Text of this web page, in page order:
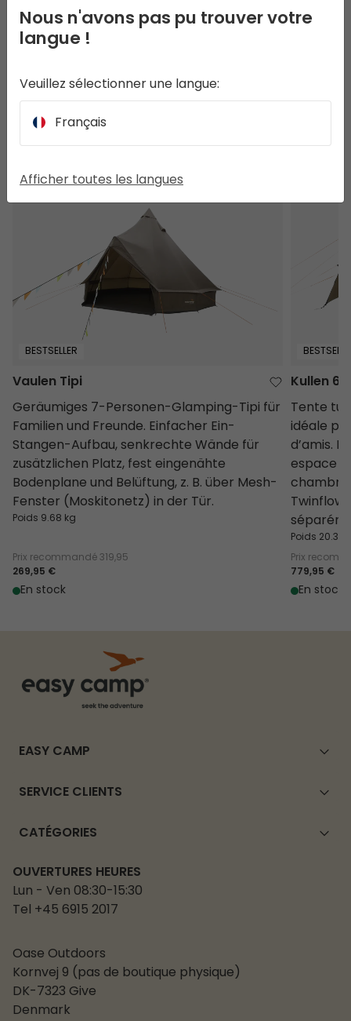
UTILISATION ET ENTRETIEN
D’AUTRES CLIENTS ONT AUSSI REGARDÉ
Vaulen Tipi
BESTSELLER
Vaulen Tipi
Geräumiges 7-Personen-Glamping-Tipi für
Familien und Freunde. Einfacher Ein-
Stangen-Aufbau, senkrechte Wände für
zusätzlichen Platz, fest eingenähte
Bodenplane und Belüftung, z. B. über Mesh-
Fenster (Moskitonetz) in der Tür.
Poids 9.68 kg
Prix recommandé 319,95
269,95 €
En stock
Kullen 6
Tente
idéale
d’amis.
espace
Poids 20.3
Prix
779,95 €
En stock
EASY CAMP
SERVICE CLIENTS
CATÉGORIES
OUVERTURES HEURES
Lun - Ven 08:30-15:30
Tel +45 6915 2017
Oase Outdoors
Kornvej 9 (pas de boutique physique)
DK-7323 Give
Denmark
Nous n'avons pas pu trouver votre
langue !
Veuillez sélectionner une langue:
Français
Afficher toutes les langues